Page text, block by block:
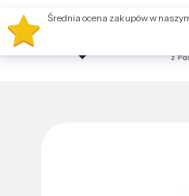
Średnia ocena zakupów w